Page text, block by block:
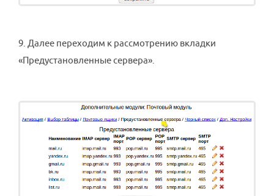
9. Далее переходим к рассмотрению вкладки
«Предустановленные сервера».